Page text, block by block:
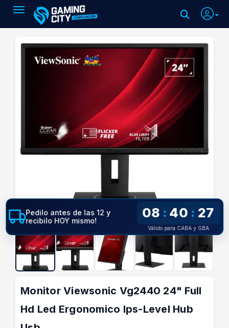
Toggle navigation
Monitor Viewsonic Vg2440 24" Full
Hd Led Ergonomico Ips-Level Hub
Pedilo antes de las 12 y
recibilo HOY mismo!
08 : 40 : 27
Válido para CABA y GBA